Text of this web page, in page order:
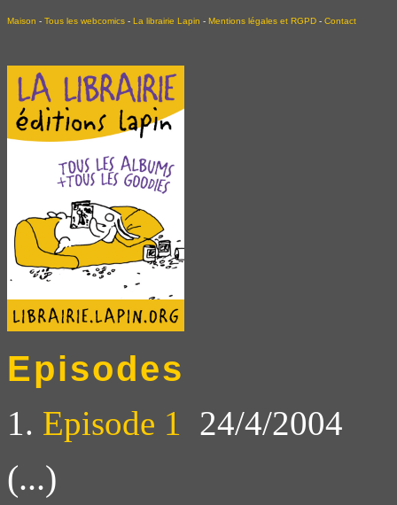
Maison - Tous les webcomics - La librairie Lapin - Mentions légales et RGPD - Contact
Episodes
1. Episode 1 24/4/2004
(...)